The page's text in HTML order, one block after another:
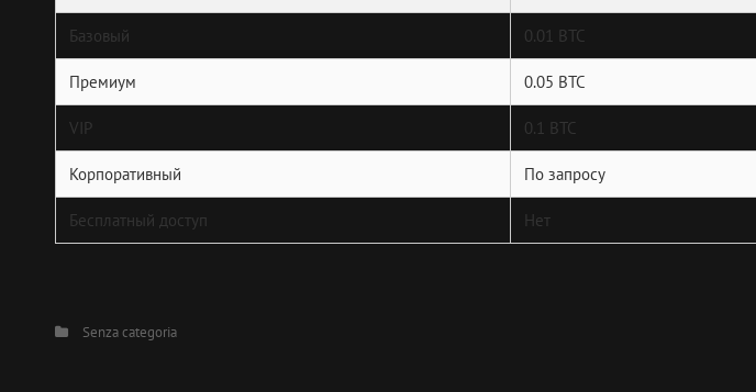
Базовый 0.01 BTC
Премиум 0.05 BTC
VIP 0.1 BTC
Корпоративный По запросу
Бесплатный доступ Нет
CategoriesSenza categoria